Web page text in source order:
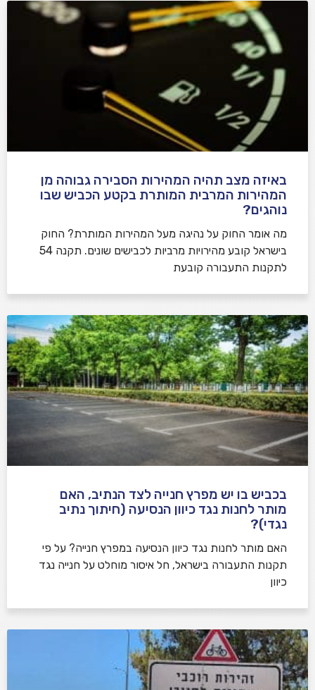
באיזה מצב תהיה המהירות הסבירה גבוהה מן
המהירות המרבית המותרת בקטע הכביש שבו
נוהגים?
​מה אומר החוק על נהיגה מעל המהירות המותרת? החוק
בישראל קובע מהירויות מרביות לכבישים שונים. תקנה 54
לתקנות התעבורה קובעת
בכביש בו יש מפרץ חנייה לצד הנתיב, האם
מותר לחנות נגד כיוון הנסיעה (חיתוך נתיב
נגדי)?
האם מותר לחנות נגד כיוון הנסיעה במפרץ חנייה? על פי
תקנות התעבורה בישראל, חל איסור מוחלט על חנייה נגד
כיוון